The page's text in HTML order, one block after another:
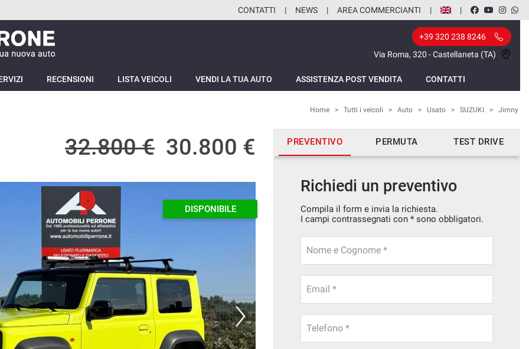
CONTATTI NEWS AREA COMMERCIANTI
+39 320 238 8246
Via Roma, 320 - Castellaneta (TA)
RECENSIONI LISTA VEICOLI VENDI LA TUA AUTO ASSISTENZA POST VENDITA CONTATTI
Home > Tutti i veicoli > Auto > Usato > SUZUKI > Jimny
32.800 € 30.800 €
DISPONIBILE
PREVENTIVO PERMUTA TEST DRIVE
Richiedi un preventivo
Compila il form e invia la richiesta.
I campi contrassegnati con * sono obbligatori.
Nome e Cognome *
Email *
Telefono *